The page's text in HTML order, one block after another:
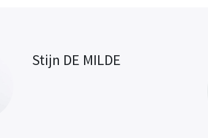
Stijn DE MILDE